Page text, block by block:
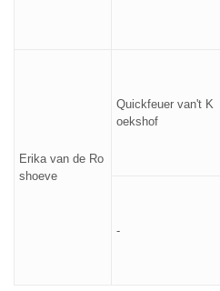
Erika van de Ro
shoeve
Quickfeuer van't K
oekshof
-